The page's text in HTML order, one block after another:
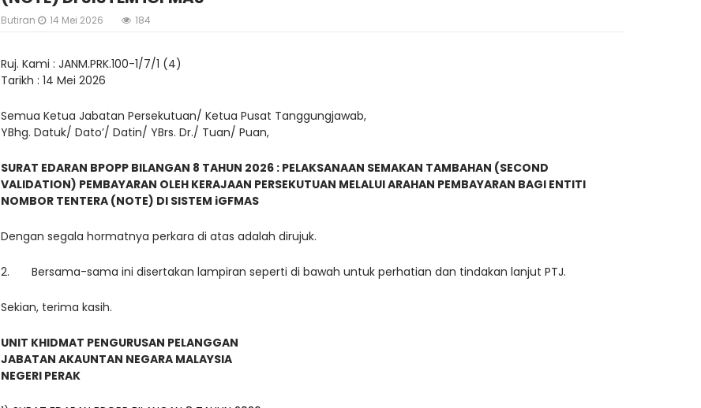
Butiran 14 Mei 2026 184
Ruj. Kami : JANM.PRK.100-1/7/1 (4)
Tarikh : 14 Mei 2026
Semua Ketua Jabatan Persekutuan/ Ketua Pusat Tanggungjawab,
YBhg. Datuk/ Dato’/ Datin/ YBrs. Dr./ Tuan/ Puan,
SURAT EDARAN BPOPP BILANGAN 8 TAHUN 2026 : PELAKSANAAN SEMAKAN TAMBAHAN (SECOND
VALIDATION) PEMBAYARAN OLEH KERAJAAN PERSEKUTUAN MELALUI ARAHAN PEMBAYARAN BAGI ENTITI
NOMBOR TENTERA (NOTE) DI SISTEM iGFMAS
Dengan segala hormatnya perkara di atas adalah dirujuk.
2. Bersama-sama ini disertakan lampiran seperti di bawah untuk perhatian dan tindakan lanjut PTJ.
Sekian, terima kasih.
UNIT KHIDMAT PENGURUSAN PELANGGAN
JABATAN AKAUNTAN NEGARA MALAYSIA
NEGERI PERAK